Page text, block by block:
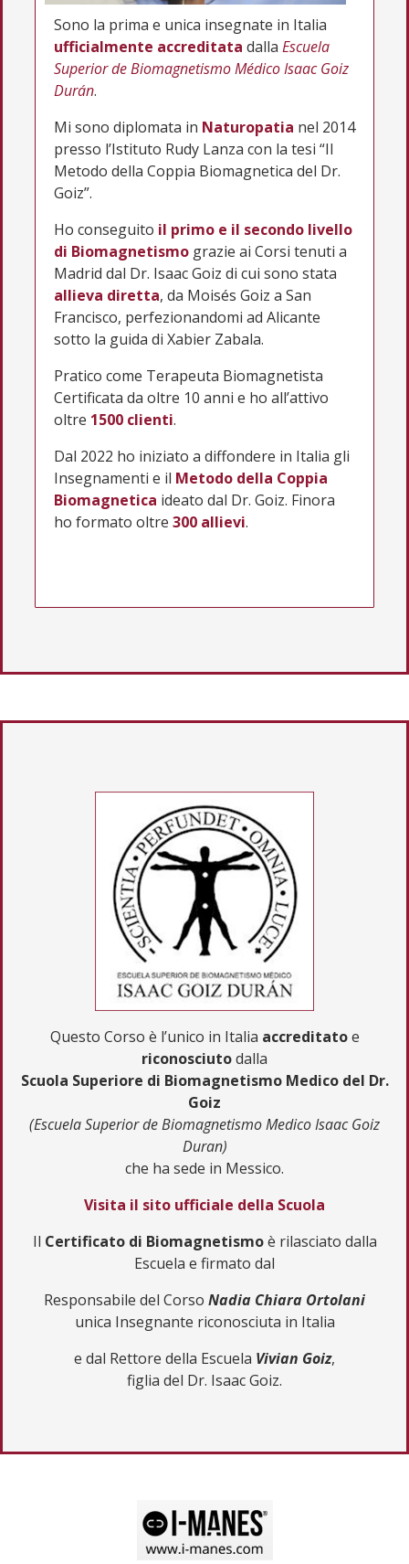
Sono la prima e unica insegnate in Italia
ufficialmente accreditata dalla Escuela
Superior de Biomagnetismo Médico Isaac Goiz
Durán.
Mi sono diplomata in Naturopatia nel 2014
presso l’Istituto Rudy Lanza con la tesi “Il
Metodo della Coppia Biomagnetica del Dr.
Goiz”.
Ho conseguito il primo e il secondo livello
di Biomagnetismo grazie ai Corsi tenuti a
Madrid dal Dr. Isaac Goiz di cui sono stata
allieva diretta, da Moisés Goiz a San
Francisco, perfezionandomi ad Alicante
sotto la guida di Xabier Zabala.
Pratico come Terapeuta Biomagnetista
Certificata da oltre 10 anni e ho all’attivo
oltre 1500 clienti.
Dal 2022 ho iniziato a diffondere in Italia gli
Insegnamenti e il Metodo della Coppia
Biomagnetica ideato dal Dr. Goiz. Finora
ho formato oltre 300 allievi.
Questo Corso è l’unico in Italia accreditatoe
riconosciutodalla
Scuola Superiore di Biomagnetismo Medico del Dr.
Goiz
(Escuela Superior de Biomagnetismo Medico Isaac Goiz
Duran)
che ha sede in Messico.
Visita il sito ufficiale della Scuola
Il Certificato di Biomagnetismoè rilasciato dalla
Escuela e firmato dal
Responsabile del Corso Nadia Chiara Ortolani
unica Insegnante riconosciuta in Italia
e dal Rettore della Escuela Vivian Goiz,
figlia del Dr. Isaac Goiz.